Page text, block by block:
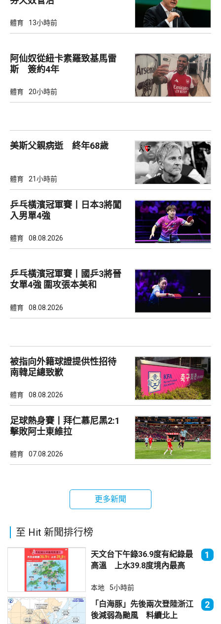
體育 13小時前
阿仙奴從紐卡素羅致基馬雷
斯 簽約4年
體育 20小時前
美斯父親病逝 終年68歲
體育 21小時前
乒乓橫濱冠軍賽丨日本3將闖
入男單4強
體育 08.08.2026
乒乓橫濱冠軍賽丨國乒3將晉
女單4強 圍攻張本美和
體育 08.08.2026
被指向外籍球證提供性招待
南韓足總致歉
體育 08.08.2026
足球熱身賽丨拜仁慕尼黑2:1
擊敗阿士東維拉
體育 07.08.2026
更多新聞
至 Hit 新聞排行榜
天文台下午錄36.9度有紀錄最
高溫 上水39.8度境內最高
1
本地 5小時前
「白海豚」先後兩次登陸浙江
後減弱為颱風 料續北上
2